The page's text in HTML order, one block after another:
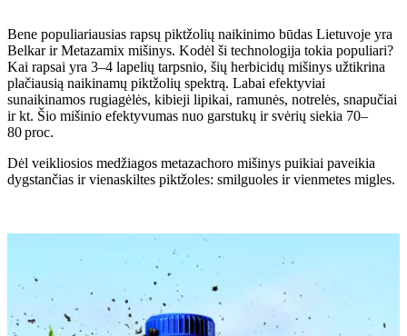
Bene populiariausias rapsų piktžolių naikinimo būdas Lietuvoje yra
Belkar ir Metazamix mišinys. Kodėl ši technologija tokia populiari?
Kai rapsai yra 3–4 lapelių tarpsnio, šių herbicidų mišinys užtikrina
plačiausią naikinamų piktžolių spektrą. Labai efektyviai
sunaikinamos rugiagėlės, kibieji lipikai, ramunės, notrelės, snapučiai
ir kt. Šio mišinio efektyvumas nuo garstukų ir svėrių siekia 70–
80 proc.
Dėl veikliosios medžiagos metazachoro mišinys puikiai paveikia
dygstančias ir vienaskiltes piktžoles: smilguoles ir vienmetes migles.